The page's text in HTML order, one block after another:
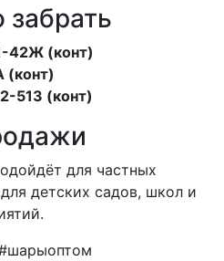
42Ж (конт)
(конт)
513 (конт)
для частных
детских садов, школ и